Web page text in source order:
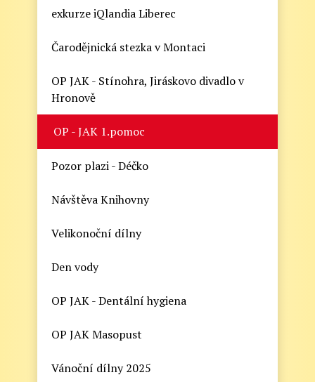
exkurze iQlandia Liberec
Čarodějnická stezka v Montaci
OP JAK - Stínohra, Jiráskovo divadlo v
Hronově
OP - JAK 1.pomoc
Pozor plazi - Déčko
Návštěva Knihovny
Velikonoční dílny
Den vody
OP JAK - Dentální hygiena
OP JAK Masopust
Vánoční dílny 2025